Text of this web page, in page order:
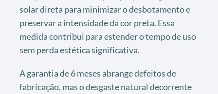
solar direta para minimizar o desbotamento e
preservar a intensidade da cor preta. Essa
medida contribui para estender o tempo de uso
sem perda estética significativa.
A garantia de 6 meses abrange defeitos de
fabricação, mas o desgaste natural decorrente